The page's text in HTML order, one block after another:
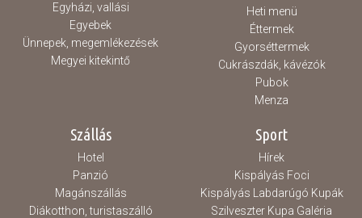
Egyházi, vallási
Egyebek
Ünnepek, megemlékezések
Megyei kitekintő
Heti menü
Éttermek
Gyorséttermek
Cukrászdák, kávézók
Pubok
Menza
Szállás
Hotel
Panzió
Magánszállás
Diákotthon, turistaszálló
Sport
Hírek
Kispályás Foci
Kispályás Labdarúgó Kupák
Szilveszter Kupa Galéria